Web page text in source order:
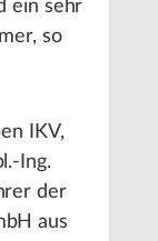
ein sehr
so
IKV,
Ing.
der
aus